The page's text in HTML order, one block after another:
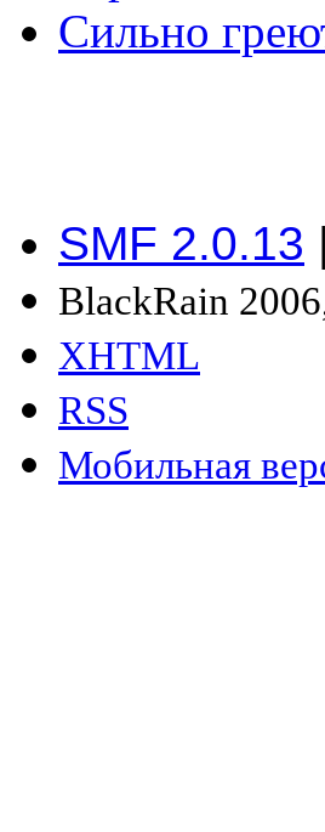
Сильно
SMF 2.0.13 |
BlackRain
XHTML
RSS
Мобильная